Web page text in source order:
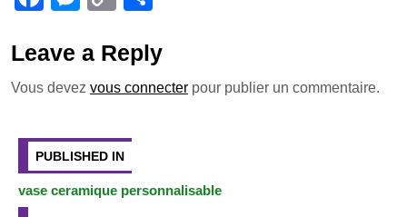
o
o
g
er
n
k
c
e
o
o
k
ss
e
g
er
p
y
n
k
ta
g
Leave a Reply
Vous devez vous connecter pour publier un commentaire.
l’article
PUBLISHED IN
vase ceramique personnalisable